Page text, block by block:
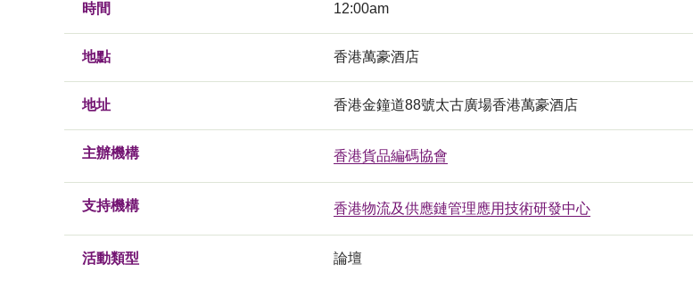
時間 12:00am
地點 香港萬豪酒店
地址 香港金鐘道88號太古廣場香港萬豪酒店
主辦機構 香港貨品編碼協會
支持機構 香港物流及供應鏈管理應用技術研發中心
活動類型 論壇